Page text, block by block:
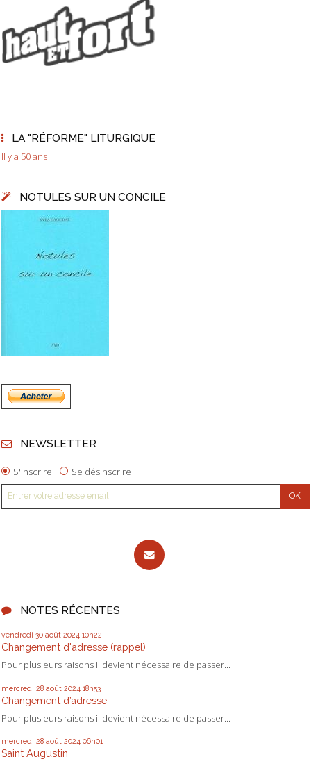
LA "RÉFORME" LITURGIQUE
Il y a 50 ans
NOTULES SUR UN CONCILE
NEWSLETTER
S'inscrire Se désinscrire
NOTES RÉCENTES
vendredi 30 août 2024 10h22
Changement d'adresse (rappel)
Pour plusieurs raisons il devient nécessaire de passer...
mercredi 28 août 2024 18h53
Changement d’adresse
Pour plusieurs raisons il devient nécessaire de passer...
mercredi 28 août 2024 06h01
Saint Augustin